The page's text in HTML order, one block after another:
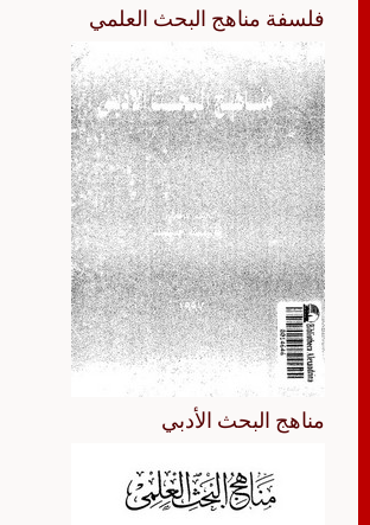
فلسفة مناهج البحث العلمي
مناهج البحث الأدبي